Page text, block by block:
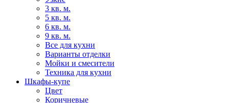
3 кв. м.
5 кв. м.
6 кв. м.
9 кв. м.
Все для кухни
Варианты отделки
Мойки и смесители
Техника для кухни
Шкафы-купе
Цвет
Коричневые